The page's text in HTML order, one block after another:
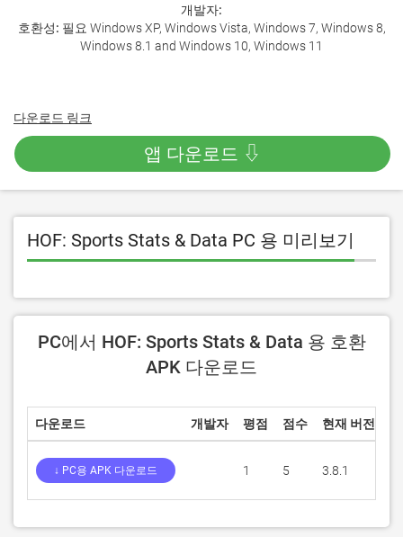
개발자:
호환성: 필요 Windows XP, Windows Vista, Windows 7, Windows 8,
Windows 8.1 and Windows 10, Windows 11
다운로드 링크
앱 다운로드 ⇩
HOF: Sports Stats & Data PC 용 미리보기
PC에서 HOF: Sports Stats & Data 용 호환
APK 다운로드
다운로드 개발자 평점 점수 현재 버전
↓ PC용 APK 다운로드 1 5 3.8.1